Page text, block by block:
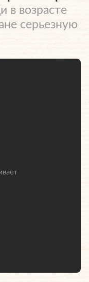
в возрасте
серьезную